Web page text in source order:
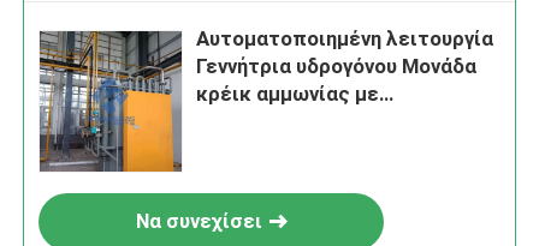
Αυτοματοποιημένη λειτουργία
Γεννήτρια υδρογόνου Μονάδα
κρέικ αμμωνίας με
Να συνεχίσει